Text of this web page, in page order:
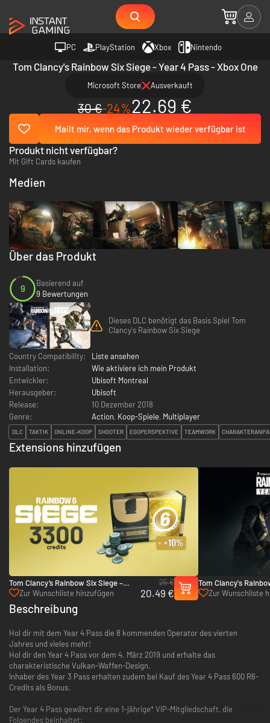
PC PlayStation Xbox Nintendo
Tom Clancy's Rainbow Six Siege - Year 4 Pass - Xbox One
Microsoft Store Ausverkauft
30 €-24%22.69 €
Mailt mir, wenn das Produkt wieder verfügbar ist
Produkt nicht verfügbar?
Mit Gift Cards kaufen
Über das Produkt
9
Basierend auf
9 Bewertungen
Dieses DLC benötigt das Basis Spiel Tom
Clancy's Rainbow Six Siege
Country Compatibility:
Liste ansehen
Installation:
Wie aktiviere ich mein Produkt
Entwickler:
Ubisoft Montreal
Herausgeber:
Ubisoft
Release:
10 Dezember 2018
Genre:
Action, Koop-Spiele, Multiplayer
DLC TAKTIK ONLINE-KOOP SHOOTER EGOPERSPEKTIVE TEAMWORK
Extensions hinzufügen
Tom Clancy‘s Rainbow Six Siege –
3.300 R6-Credits - Xbox One & Xbox
Zur Wunschliste hinzufügen
25 €
20.49 €
Tom Clancy's
Pass - Xbox One &
Zur Wunschliste
Medien
Beschreibung
Hol dir mit dem Year 4 Pass die 8 kommenden Operator des vierten
Jahres und vieles mehr!
Hol dir den Year 4 Pass vor dem 4. März 2019 und erhalte das
charakteristische Vulkan-Waffen-Design.
Inhaber des Year 3 Pass erhalten zudem bei Kauf des Year 4 Pass 600 R6-
Credits als Bonus.
Der Year 4 Pass gewährt dir eine 1-jährige* VIP-Mitgliedschaft, die
Folgendes beinhaltet: